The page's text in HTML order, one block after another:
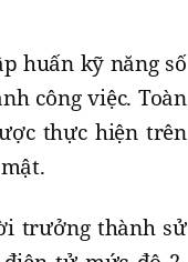
huấn kỹ năng số
công việc. Toàn
thực hiện trên
trưởng thành sử